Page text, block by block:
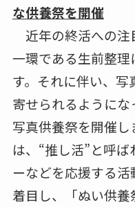
な供養祭を開催
近年の終活への注
一環である生前整
す。それに伴い、
寄せられるように
写真供養祭を開催
は、“推し活”と呼
ーなどを応援する
着目し、「ぬい供養